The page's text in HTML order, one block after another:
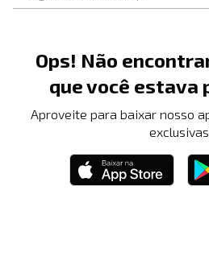
Ops! Não
que você estava
Aproveite para baixar nosso